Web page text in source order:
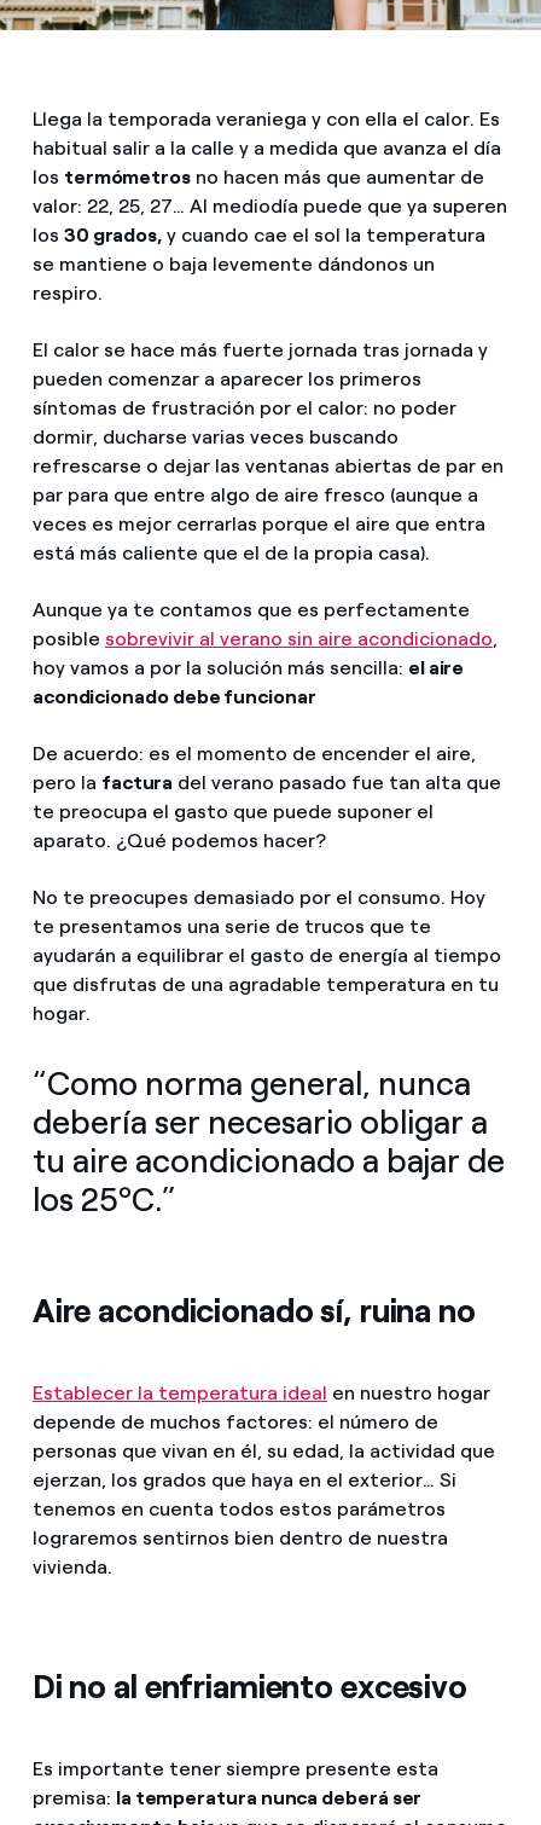
Llega la temporada veraniega y con ella el calor. Es
habitual salir a la calle y a medida que avanza el día
los termómetros no hacen más que aumentar de
valor: 22, 25, 27… Al mediodía puede que ya superen
los 30 grados, y cuando cae el sol la temperatura
se mantiene o baja levemente dándonos un
respiro.
El calor se hace más fuerte jornada tras jornada y
pueden comenzar a aparecer los primeros
síntomas de frustración por el calor: no poder
dormir, ducharse varias veces buscando
refrescarse o dejar las ventanas abiertas de par en
par para que entre algo de aire fresco (aunque a
veces es mejor cerrarlas porque el aire que entra
está más caliente que el de la propia casa).
Aunque ya te contamos que es perfectamente
posible sobrevivir al verano sin aire acondicionado,
hoy vamos a por la solución más sencilla: el aire
acondicionado debe funcionar
De acuerdo: es el momento de encender el aire,
pero la factura del verano pasado fue tan alta que
te preocupa el gasto que puede suponer el
aparato. ¿Qué podemos hacer?
No te preocupes demasiado por el consumo. Hoy
te presentamos una serie de trucos que te
ayudarán a equilibrar el gasto de energía al tiempo
que disfrutas de una agradable temperatura en tu
hogar.
“Como norma general, nunca
debería ser necesario obligar a
tu aire acondicionado a bajar de
los 25ºC.”
Aire acondicionado sí, ruina no
Establecer la temperatura ideal en nuestro hogar
depende de muchos factores: el número de
personas que vivan en él, su edad, la actividad que
ejerzan, los grados que haya en el exterior… Si
tenemos en cuenta todos estos parámetros
lograremos sentirnos bien dentro de nuestra
vivienda.
Di no al enfriamiento excesivo
Es importante tener siempre presente esta
premisa: la temperatura nunca deberá ser